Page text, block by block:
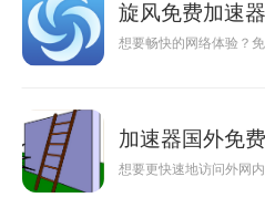
旋风免费加速
想要畅快的网络体验？
加速器国外免
想要更快速地访问外网